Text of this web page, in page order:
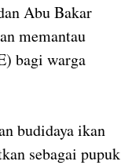
Abu Bakar
memantau
bagi warga
budidaya ikan
sebagai pupuk